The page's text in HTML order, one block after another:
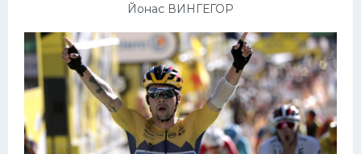
Йонас ВИНГЕГОР